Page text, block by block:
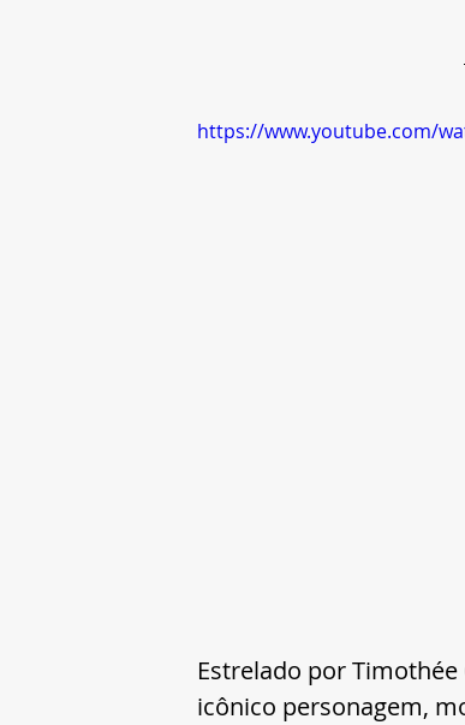
https://www.youtube.com/
Estrelado por Timothée
icônico personagem,